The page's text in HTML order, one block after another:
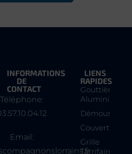
INFORMATIONS
DE
CONTACT
Téléphone:
Email:
LIENS
RAPIDES
Gouttière
Aluminium
Démoussage
Couverture
Grille
Tarrifaire